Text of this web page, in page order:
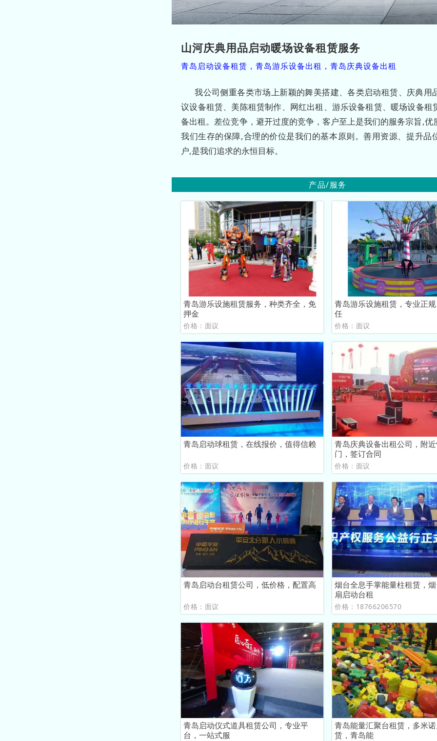
山河庆典用品启动暖场设备租赁服务
青岛启动设备租赁，青岛游乐设备出租，青岛庆典设备出租
我公司侧重各类市场上新颖的舞美搭建、各类启动租赁、庆典用
议设备租赁、美陈租赁制作、网红出租、游乐设备租赁、暖场设备租
备出租。差位竞争，避开过度的竞争，客户至上是我们的服务宗旨,优
我们生存的保障,合理的价位是我们的基本原则。善用资源、提升品
户,是我们追求的永恒目标。
产品/服务
青岛游乐设施租赁服务，种类齐全，免
押金
价格：面议
青岛游乐设施租赁，专业正
任
价格：面议
青岛启动球租赁，在线报价，值得信赖
价格：面议
青岛庆典设备出租公司，附
门，签订合同
价格：面议
青岛启动台租赁公司，低价格，配置高
价格：面议
烟台全息手掌能量柱租赁，
扇启动台租
价格：18766206570
青岛启动仪式道具租赁公司，专业平
台，一站式服
青岛能量汇聚台租赁，多米
赁，青岛能